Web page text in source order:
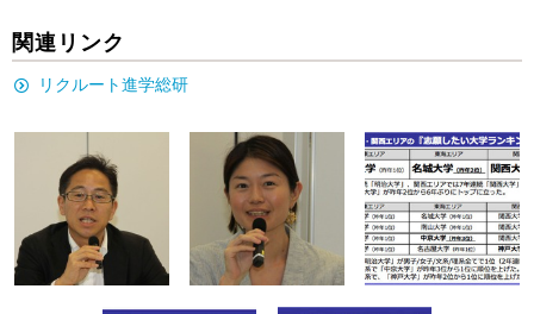
関連リンク
リクルート進学総研